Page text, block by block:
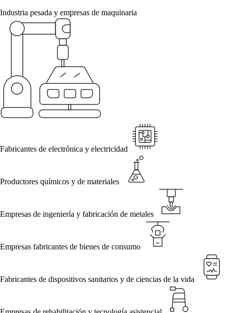
Industria pesada y empresas de maquinaria
Fabricantes de electrónica y electricidad
Productores químicos y de materiales
Empresas de ingeniería y fabricación de metales
Empresas fabricantes de bienes de consumo
Fabricantes de dispositivos sanitarios y de ciencias de la vida